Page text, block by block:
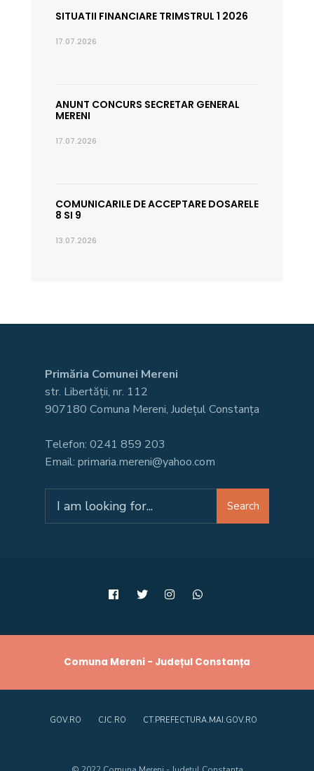
SITUATII FINANCIARE TRIMSTRUL 1 2026
17.07.2026
ANUNT CONCURS SECRETAR GENERAL
MERENI
17.07.2026
COMUNICARILE DE ACCEPTARE DOSARELE
8 SI 9
13.07.2026
Primăria Comunei Mereni
str. Libertății, nr. 112
907180 Comuna Mereni, Județul Constanța
Telefon: 0241 859 203
Email: primaria.mereni@yahoo.com
for:
Search
Comuna Mereni - Județul Constanța
GOV.RO CJC.RO CT.PREFECTURA.MAI.GOV.RO